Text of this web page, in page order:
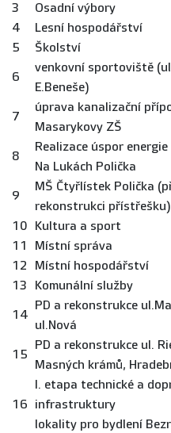
3
Osadní výbory
4
Lesní hospodářství
5
Školství
6
venkovní sportoviště
E.Beneše)
7
úprava kanalizační
Masarykovy ZŠ
8
Realizace úspor
Na Lukách Polička
9
MŠ Čtyřlístek Polička
rekonstrukci přístřešku)
10 Kultura a sport
11
Místní správa
12
Místní hospodářství
13
Komunální služby
14
PD a rekonstrukce
ul.Nová
15
PD a rekonstrukce ul.
Masných krámů,
16
I. etapa technické a
infrastruktury
lokality pro bydlení